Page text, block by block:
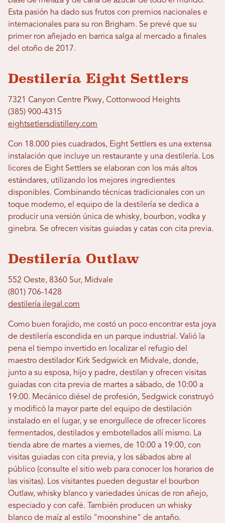
Esta pasión ha dado sus frutos con premios nacionales e
internacionales para su ron Brigham. Se prevé que su
primer ron añejado en barrica salga al mercado a finales
del otoño de 2017.
Destilería Eight Settlers
7321 Canyon Centre Pkwy, Cottonwood Heights
(385) 900-4315
eightsetlersdistillery.com
Con 18.000 pies cuadrados, Eight Settlers es una extensa
instalación que incluye un restaurante y una destilería. Los
licores de Eight Settlers se elaboran con los más altos
estándares, utilizando los mejores ingredientes
disponibles. Combinando técnicas tradicionales con un
toque moderno, el equipo de la destilería se dedica a
producir una versión única de whisky, bourbon, vodka y
ginebra. Se ofrecen visitas guiadas y catas con cita previa.
Destilería Outlaw
552 Oeste, 8360 Sur, Midvale
(801) 706-1428
destilería ilegal.com
Como buen forajido, me costó un poco encontrar esta joya
de destilería escondida en un parque industrial. Valió la
pena el tiempo invertido en localizar el refugio del
maestro destilador Kirk Sedgwick en Midvale, donde,
junto a su esposa, hijo y padre, destilan y ofrecen visitas
guiadas con cita previa de martes a sábado, de 10:00 a
19:00. Mecánico diésel de profesión, Sedgwick construyó
y modificó la mayor parte del equipo de destilación
instalado en el lugar, y se enorgullece de ofrecer licores
fermentados, destilados y embotellados allí mismo. La
tienda abre de martes a viernes, de 10:00 a 19:00, con
visitas guiadas con cita previa, y los sábados abre al
público (consulte el sitio web para conocer los horarios de
las visitas). Los visitantes pueden degustar el bourbon
Outlaw, whisky blanco y variedades únicas de ron añejo,
especiado y con café. También producen un whisky
blanco de maíz al estilo "moonshine" de antaño.